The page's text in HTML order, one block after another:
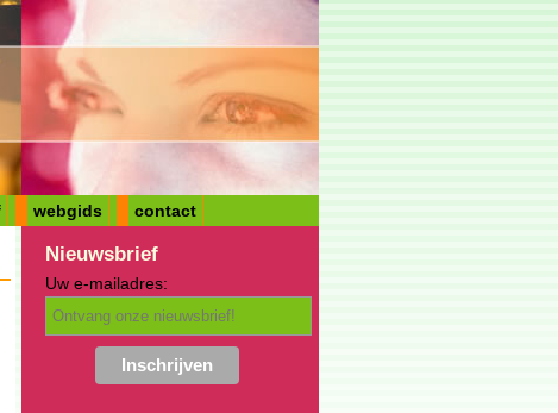
webgids contact
Nieuwsbrief
Uw e-mailadres: